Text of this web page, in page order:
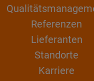
Referenzen
Lieferanten
Standorte
Karriere